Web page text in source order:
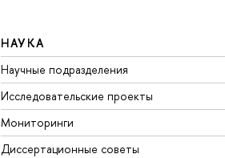
НАУКА
Научные подразделения
Исследовательские проекты
Мониторинги
Диссертационные советы